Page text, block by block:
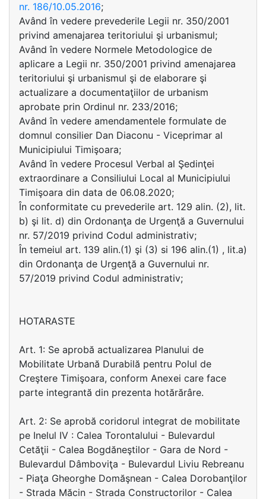
nr. 186/10.05.2016;
Având în vedere prevederile Legii nr. 350/2001
privind amenajarea teritoriului şi urbanismul;
Având în vedere Normele Metodologice de
aplicare a Legii nr. 350/2001 privind amenajarea
teritoriului şi urbanismul şi de elaborare şi
actualizare a documentaţiilor de urbanism
aprobate prin Ordinul nr. 233/2016;
Având în vedere amendamentele formulate de
domnul consilier Dan Diaconu - Viceprimar al
Municipiului Timişoara;
Având în vedere Procesul Verbal al Şedinţei
extraordinare a Consiliului Local al Municipiului
Timişoara din data de 06.08.2020;
În conformitate cu prevederile art. 129 alin. (2), lit.
b) şi lit. d) din Ordonanţa de Urgenţă a Guvernului
nr. 57/2019 privind Codul administrativ;
În temeiul art. 139 alin.(1) şi (3) si 196 alin.(1) , lit.a)
din Ordonanţa de Urgenţă a Guvernului nr.
57/2019 privind Codul administrativ;
HOTARASTE
Art. 1: Se aprobă actualizarea Planului de
Mobilitate Urbană Durabilă pentru Polul de
Creştere Timişoara, conform Anexei care face
parte integrantă din prezenta hotărărâre.
Art. 2: Se aprobă coridorul integrat de mobilitate
pe Inelul IV : Calea Torontalului - Bulevardul
Cetăţii - Calea Bogdăneştilor - Gara de Nord -
Bulevardul Dâmboviţa - Bulevardul Liviu Rebreanu
- Piaţa Gheorghe Domăşnean - Calea Dorobanţilor
- Strada Măcin - Strada Constructorilor - Calea